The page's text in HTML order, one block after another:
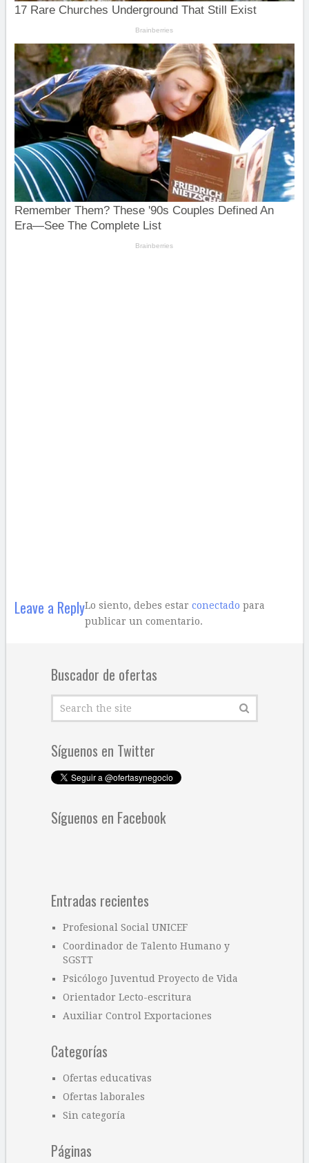
Leave a ReplyLo siento, debes estar conectado para
publicar un comentario.
Buscador de ofertas
Síguenos en Twitter
Síguenos en Facebook
Entradas recientes
Profesional Social UNICEF
Coordinador de Talento Humano y
SGSTT
Psicólogo Juventud Proyecto de Vida
Orientador Lecto-escritura
Auxiliar Control Exportaciones
Categorías
Ofertas educativas
Ofertas laborales
Sin categoría
Páginas